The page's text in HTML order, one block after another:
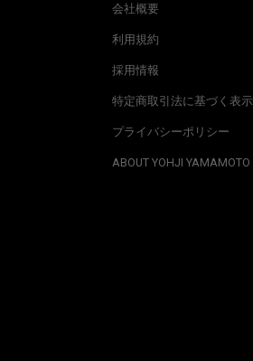
会社概要
利用規約
採用情報
特定商取引法に基づく表示
プライバシーポリシー
ABOUT YOHJI YAMAMOTO